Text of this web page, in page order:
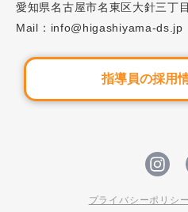
説」
愛知県名古屋市名東区大針三丁
Mail：info@higashiyama-ds.jp
指導員の採用
プライバシーポリシー